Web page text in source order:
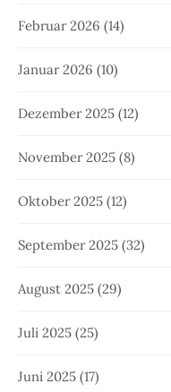
Februar 2026 (14)
Januar 2026 (10)
Dezember 2025 (12)
November 2025 (8)
Oktober 2025 (12)
September 2025 (32)
August 2025 (29)
Juli 2025 (25)
Juni 2025 (17)